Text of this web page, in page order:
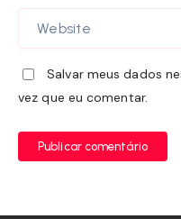
Salvar meus dados
vez que eu comentar.
Publicar comentário